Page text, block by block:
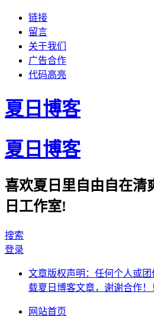
链接
留言
关于我们
广告合作
代码高亮
夏日博客
夏日博客
喜欢夏日里自由自在清
日工作室!
搜索
登录
文章版权声明：任何个人或
载夏日博客文章，谢谢合作！
网站首页